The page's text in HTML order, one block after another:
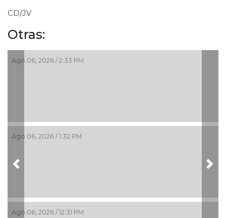
CD/JV
Otras:
Ago 06, 2026 / 2:33 PM
Ago 06, 2026 / 1:32 PM
Ago 06, 2026 / 12:31 PM
Previous